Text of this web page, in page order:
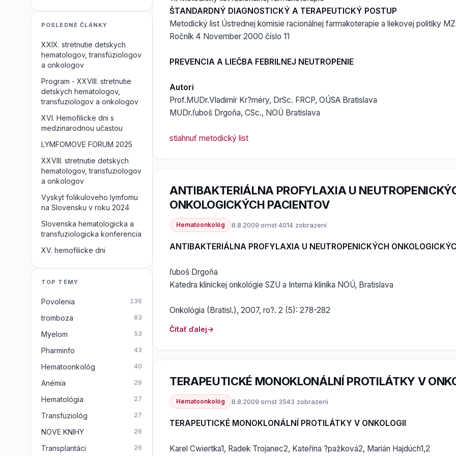
ŠTANDARDNÝ DIAGNOSTICKÝ A TERAPEUTICKÝ POSTUP
Metodický list Ústrednej komisie racionálnej farmakoterapie a liekovej politiky MZ
Ročník 4 November 2000 číslo 11
PREVENCIA A LIEČBA FEBRILNEJ NEUTROPENIE
Autori
Prof.MUDr.Vladimír Kr?méry, DrSc. FRCP, OÚSA Bratislava
MUDr.ľuboš Drgoňa, CSc., NOÚ Bratislava
stiahnuť metodický list
ANTIBAKTERIÁLNA PROFYLAXIA U
ONKOLOGICKÝCH PACIENTOV
Hematoonkológ 8.8.2009·ornst·4014 zobrazení
ANTIBAKTERIÁLNA PROFYLAXIA U NEUTROPENICKÝCH
ľuboš Drgoňa
Katedra klinickej onkológie SZU a Interná klinika NOÚ, Bratislava
Onkológia (Bratisl.), 2007, ro?. 2 (5): 278-282
Čítať ďalej
TERAPEUTICKÉ MONOKLONÁLNÍ PROTILÁTKY V
Hematoonkológ 8.8.2009·ornst·3543 zobrazení
TERAPEUTICKÉ MONOKLONÁLNÍ PROTILÁTKY V ONKOLOGII
Karel Cwiertka1, Radek Trojanec2, Kateřina ?pažková2, Marián Hajdúch1,2
POSLEDNÉ ČLÁNKY
XXIX. stretnutie detskych
hematologov, transfúziologov
a onkologov
Program - XXVIII. stretnutie
detskych hematologov,
transfuziologov a onkologov
XVI. Hemofilicke dni s
medzinarodnou učastou
LYMFOMOVE FORUM 2025
XXVIII. stretnutie detskych
hematologov, transfuziologov
a onkologov
Vyskyt folikuloveho lymfomu
na Slovensku v roku 2024
Slovenska hematologicka a
transfuziologicka konferencia
XV. hemofilicke dni
TOP TÉMY
Povolenia 136
tromboza 83
Myelom 53
Pharminfo 43
Hematoonkológ 40
Anémia 29
Hematológia 27
Transfuziológ 27
NOVE KNIHY 26
Transplantáci 26